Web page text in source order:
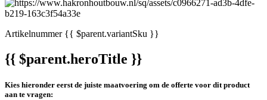
Artikelnummer{{ $parent.variantSku }}
{{ $parent.heroTitle }}
Kies hieronder eerst de juiste maatvoering om de offerte voor dit product
aan te vragen: